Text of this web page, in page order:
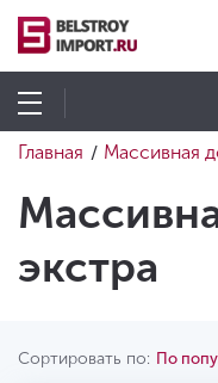
Главная / Массивная
экстра
Сортировать по: По